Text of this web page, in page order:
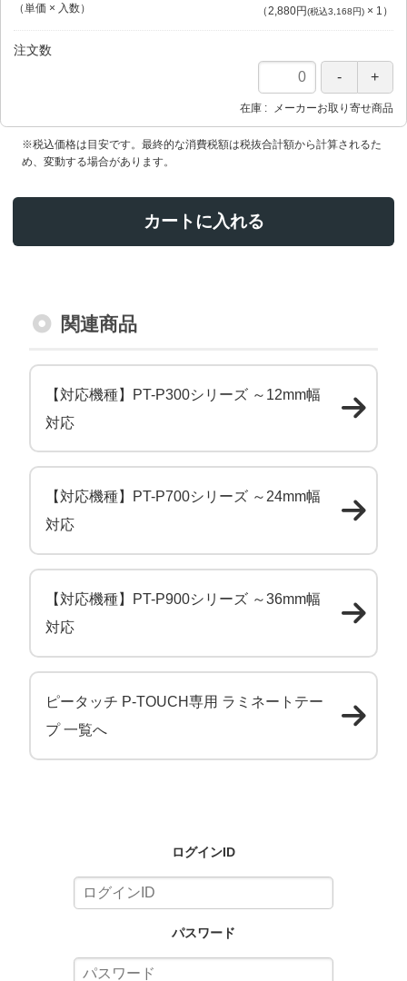
（単価 × 入数） （2,880円(税込3,168円)× 1 ）
注文数
在庫 メーカーお取り寄せ商品
※税込価格は目安です。最終的な消費税額は税抜合計額から計算されるた
め、変動する場合があります。
カートに入れる
関連商品
【対応機種】PT-P300シリーズ ～12mm幅
対応
【対応機種】PT-P700シリーズ ～24mm幅
対応
【対応機種】PT-P900シリーズ ～36mm幅
対応
ピータッチ P-TOUCH専用 ラミネートテー
プ 一覧へ
ログインID
パスワード